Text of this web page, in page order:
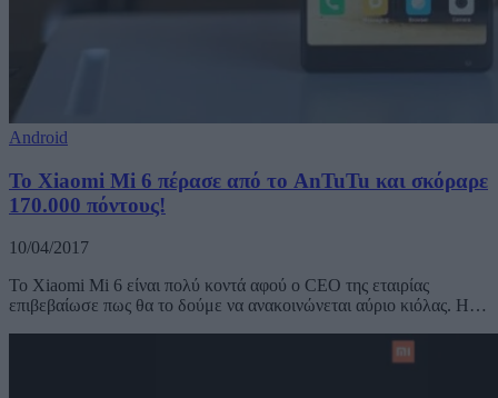
Android
Το Xiaomi Mi 6 πέρασε από το AnTuTu και σκόραρε
170.000 πόντους!
10/04/2017
To Xiaomi Mi 6 είναι πολύ κοντά αφού ο CEO της εταιρίας
επιβεβαίωσε πως θα το δούμε να ανακοινώνεται αύριο κιόλας. Η…